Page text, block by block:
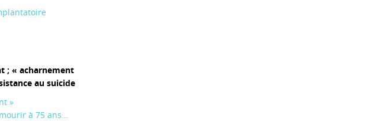
; « acharnement
au suicide
»
à 75 ans…